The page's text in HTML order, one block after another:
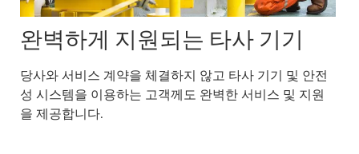
완벽하게 지원되는 타사 기기
당사와 서비스 계약을 체결하지 않고 타사 기기 및 안전
성 시스템을 이용하는 고객께도 완벽한 서비스 및 지원
을 제공합니다.